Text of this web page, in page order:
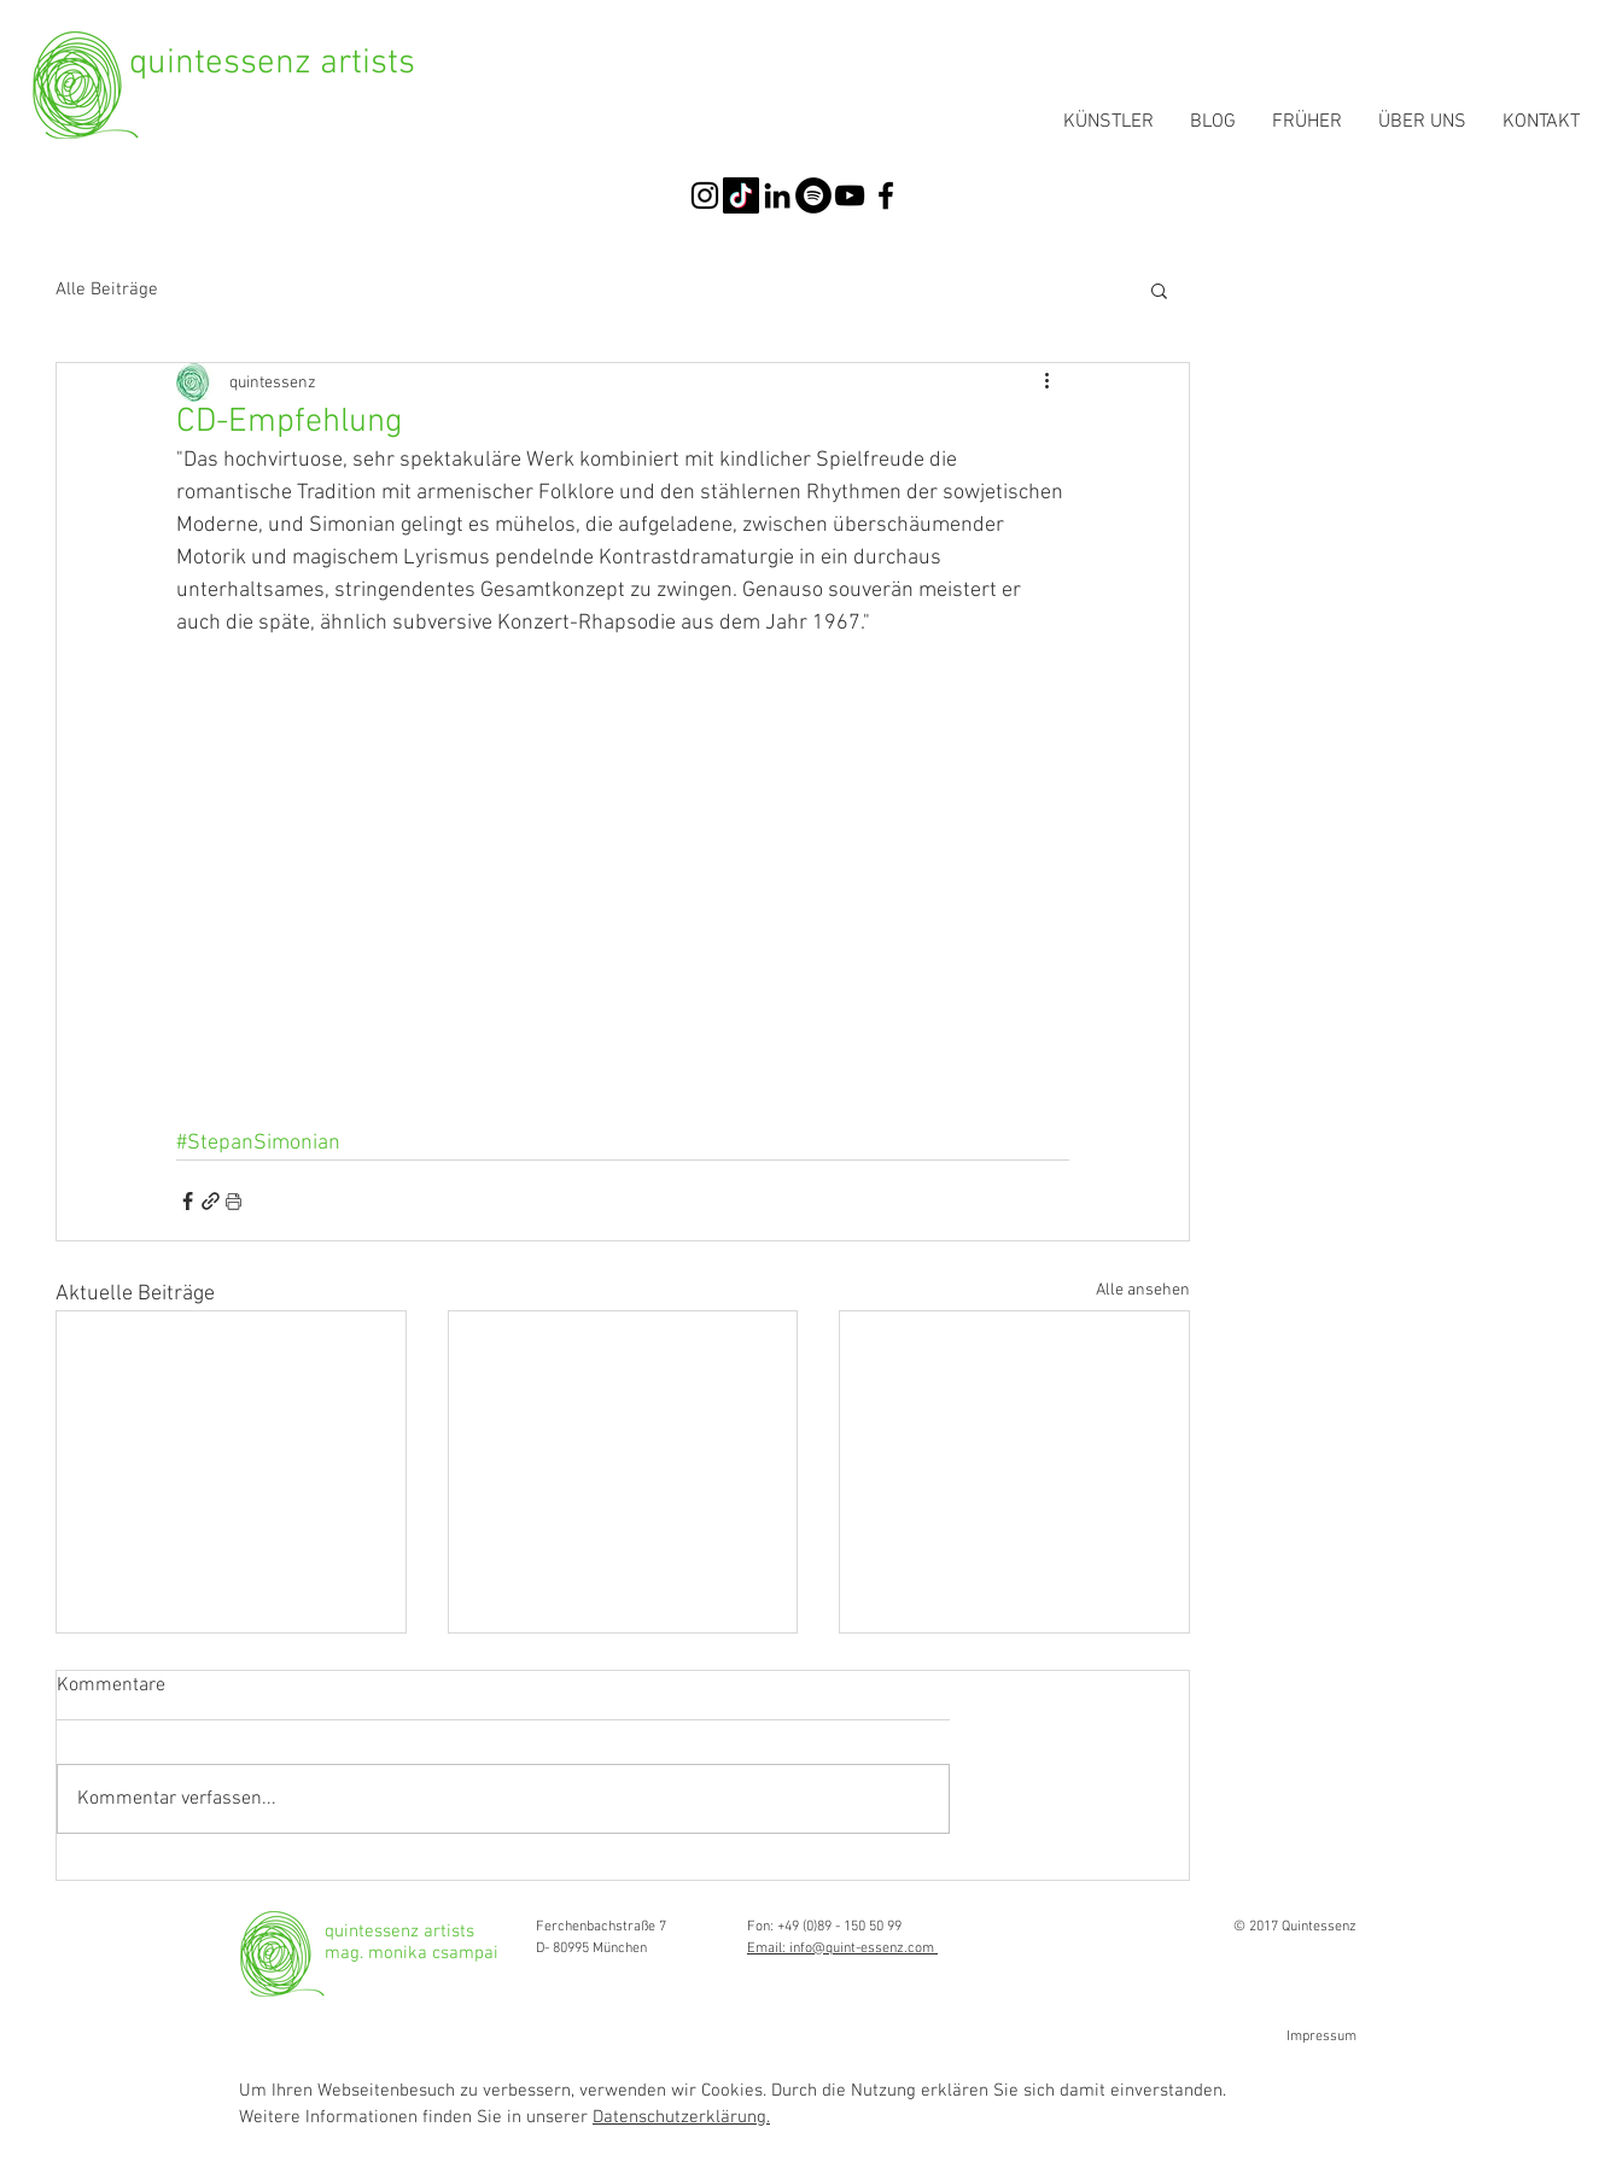
quintessenz artists
KÜNSTLER BLOG FRÜHER ÜBER UNS KONTAKT
Alle Beiträge
CD-Empfehlung
quintessenz
"Das hochvirtuose, sehr spektakuläre Werk kombiniert mit kindlicher Spielfreude die
romantische Tradition mit armenischer Folklore und den stählernen Rhythmen der sowjetischen
Moderne, und Simonian gelingt es mühelos, die aufgeladene, zwischen überschäumender
Motorik und magischem Lyrismus pendelnde Kontrastdramaturgie in ein durchaus
unterhaltsames, stringendentes Gesamtkonzept zu zwingen. Genauso souverän meistert er
auch die späte, ähnlich subversive Konzert-Rhapsodie aus dem Jahr 1967."
#StepanSimonian
Aktuelle Beiträge Alle ansehen
musikalische Grenzgängerin
Kommentare
Kommentar verfassen...
quintessenz artists
mag. monika csampai
Ferchenbachstraße 7
D- 80995 München
Fon: +49 (0)89 - 150 50 99
Email: info@quint-essenz.com
© 2017 Quintessenz
Impressum
Um Ihren Webseitenbesuch zu verbessern, verwenden wir Cookies. Durch die Nutzung erklären Sie sich damit einverstanden.
Weitere Informationen finden Sie in unserer Datenschutzerklärung.